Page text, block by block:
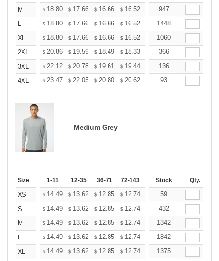
M
$ 18.80 $ 17.66 $ 16.66 $ 16.52 16.23
947
L
$ 18.80 $ 17.66 $ 16.66 $ 16.52 16.23
1448
XL
$ 18.80 $ 17.66 $ 16.66 $ 16.52 16.23
1060
2XL
$ 20.86 $ 19.59 $ 18.49 $ 18.33 18.01
366
3XL
$ 22.12 $ 20.78 $ 19.61 $ 19.44 19.11
136
4XL
$ 23.47 $ 22.05 $ 20.80 $ 20.62 20.27
93
Medium Grey
Size 1-11 12-35 36-71 72-143 144-287 288 + More
Stock Qty.
XS $ 14.49 $ 13.62 $ 12.85 $ 12.74 12.52
59
S
$ 14.49 $ 13.62 $ 12.85 $ 12.74 12.52
432
M
$ 14.49 $ 13.62 $ 12.85 $ 12.74 12.52
1342
L
$ 14.49 $ 13.62 $ 12.85 $ 12.74 12.52
1842
XL
$ 14.49 $ 13.62 $ 12.85 $ 12.74 12.52
1375